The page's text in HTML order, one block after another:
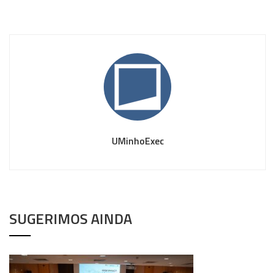
UMinhoExec
SUGERIMOS AINDA